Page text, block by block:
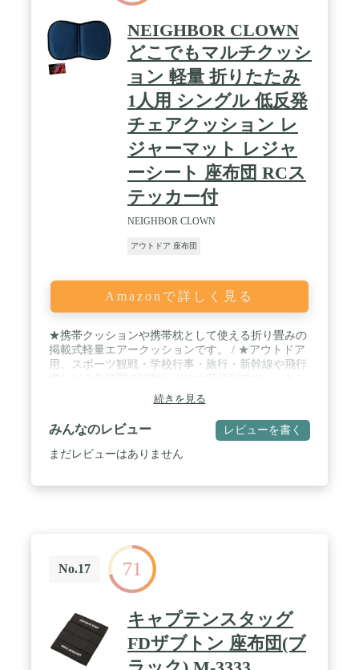
NEIGHBOR CLOWN
どこでもマルチクッシ
ョン 軽量 折りたたみ
1人用 シングル 低反発
チェアクッション レ
ジャーマット レジャ
ーシート 座布団 RCス
テッカー付
NEIGHBOR CLOWN
アウトドア 座布団
Amazonで詳しく見る
★携帯クッションや携帯枕として使える折り畳みの
掲載式軽量エアークッションです。 / ★アウトドア
用、スポーツ観戦・学校行事・旅行・新幹線や飛行
れがあれば、お尻が痛くなりにくい。お尻にやさし
い特等席をいつも一緒に持ち運べます。もちろん枕
としても使えます。 / ★専用収納袋が付いていて、
畳んでしまっておけば好きなところに持っていけま
す。ポンプ式の空気入れだから、口をつけずに手軽
続きを見る
みんなのレビュー レビューを書く
まだレビューはありません
No.17 71
キャプテンスタッグ
FDザブトン 座布団(ブ